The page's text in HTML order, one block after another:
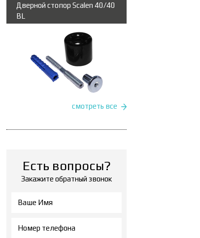
Дверной стопор Scalen 40/40
BL
смотреть все
Есть вопросы?
Закажите обратный звонок